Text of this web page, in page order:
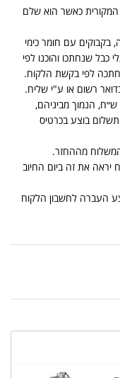
באריזתו המקורית כאשר הוא שלם
בקבוקים עם חומר כימי
שנחתכו והוכנו לפי
לפי בקשת הלקוח.
רשום או ע"י שליח.
הכסף ששולם יוחזר למעט 5% דמי ביטול או 100 ש״ח, הנמוך מביניהם,
בוצע בכרטיס
המשלוח מההחזר.
יראה את זה ביום החיוב
העברה לחשבון הלקוח